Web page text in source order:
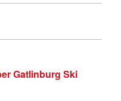
Gatlinburg Ski